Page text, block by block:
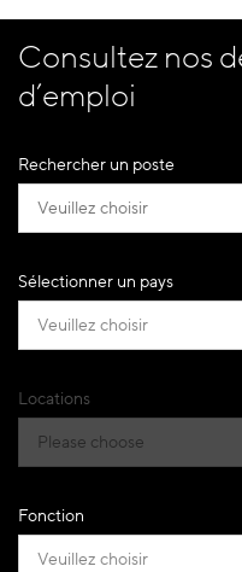
Consultez nos
d’emploi
Rechercher un poste
Sélectionner un pays
Veuillez choisir
Locations
Please choose
Fonction
Veuillez choisir